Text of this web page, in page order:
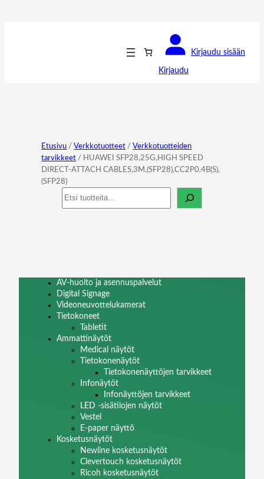
Kirjaudu
Kirjaudu sisään
Etusivu /Verkkotuotteet /Verkkotuotteiden
tarvikkeet / HUAWEI SFP28,25G,HIGH SPEED
DIRECT-ATTACH CABLES,3M,(SFP28),CC2P0.4B(S),
(SFP28)
Haku
AV-huolto ja asennuspalvelut
Digital Signage
Videoneuvottelukamerat
Tietokoneet
Tabletit
Ammattinäytöt
Medical näytöt
Tietokonenäytöt
Tietokonenäyttöjen tarvikkeet
Infonäytöt
Infonäyttöjen tarvikkeet
LED -sisätilojen näytöt
Vestel
E-paper näyttö
Kosketusnäytöt
Newline kosketusnäytöt
Clevertouch kosketusnäytöt
Ricoh kosketusnäytöt